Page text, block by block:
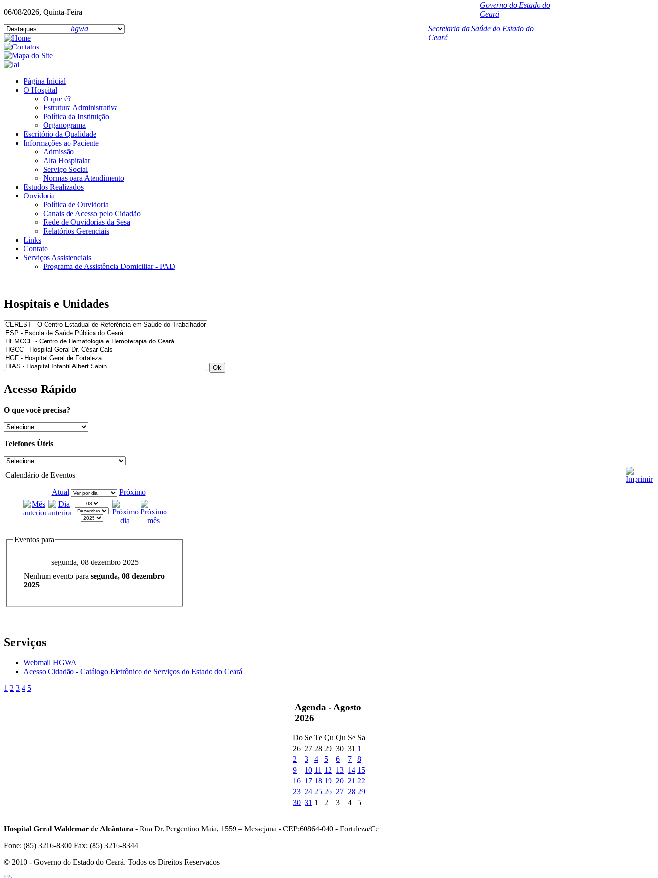
06/08/2026, Quinta-Feira
hgwa
Secretaria da Saúde do Estado do
Ceará
Governo do Estado do
Ceará
Página Inicial
O Hospital
O que é?
Estrutura Administrativa
Política da Instituição
Organograma
Escritório da Qualidade
Informações ao Paciente
Admissão
Alta Hospitalar
Serviço Social
Normas para Atendimento
Estudos Realizados
Ouvidoria
Política de Ouvidoria
Canais de Acesso pelo Cidadão
Rede de Ouvidorias da Sesa
Relatórios Gerenciais
Links
Contato
Serviços Assistenciais
Programa de Assistência Domiciliar - PAD
Hospitais e Unidades
Acesso Rápido
O que você precisa?
Telefones Ùteis
Calendário de Eventos
Atual Próximo
Eventos para
segunda, 08 dezembro 2025
Nenhum evento para segunda, 08 dezembro
2025
Serviços
Webmail HGWA
Acesso Cidadão - Catálogo Eletrônico de Serviços do Estado do Ceará
1 2 3 4 5
Agenda - Agosto
2026
Do Se Te Qu Qu Se Sa
26 27 28 29 30 31 1
2
3 4 5 6 7
8
9
10 11 12 13 14 15
16 17 18 19 20 21 22
23 24 25 26 27 28 29
30 31 1 2 3 4 5
Hospital Geral Waldemar de Alcântara - Rua Dr. Pergentino Maia, 1559 – Messejana - CEP:60864-040 - Fortaleza/Ce
Fone: (85) 3216-8300 Fax: (85) 3216-8344
© 2010 - Governo do Estado do Ceará. Todos os Direitos Reservados